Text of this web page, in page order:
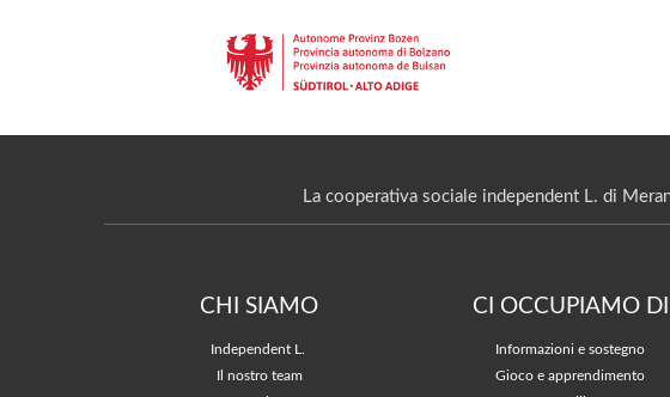
La cooperativa sociale independent L. di
CHI SIAMO
Independent L.
Il nostro team
CI OCCUPIAMO DI
Informazioni e sostegno
Gioco e apprendimento